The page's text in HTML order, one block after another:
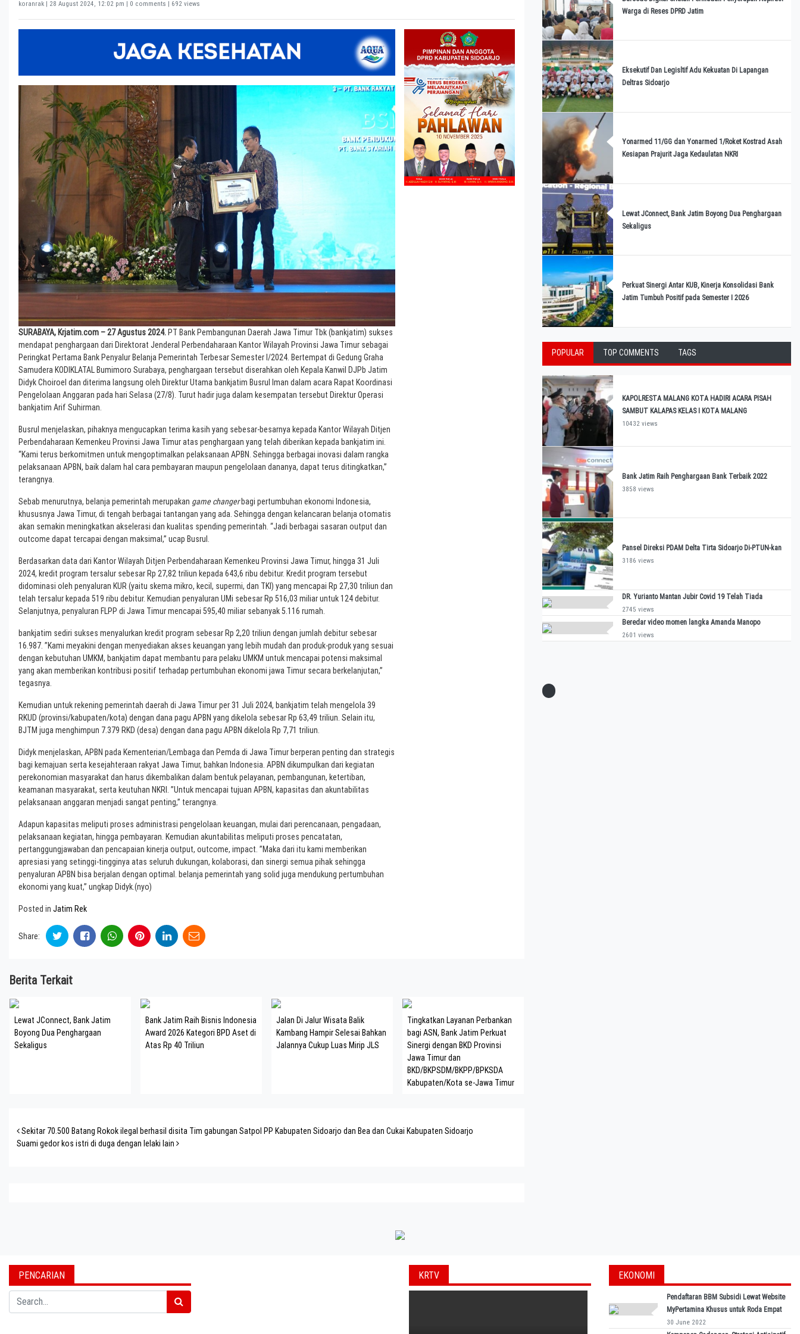
koranrak | 28 August 2024, 12:02 pm | 0 comments | 692 views
SURABAYA, Krjatim.com – 27 Agustus 2024. PT Bank Pembangunan Daerah Jawa Timur Tbk (bankjatim) sukses
mendapat penghargaan dari Direktorat Jenderal Perbendaharaan Kantor Wilayah Provinsi Jawa Timur sebagai
Peringkat Pertama Bank Penyalur Belanja Pemerintah Terbesar Semester I/2024. Bertempat di Gedung Graha
Samudera KODIKLATAL Bumimoro Surabaya, penghargaan tersebut diserahkan oleh Kepala Kanwil DJPb Jatim
Didyk Choiroel dan diterima langsung oleh Direktur Utama bankjatim Busrul Iman dalam acara Rapat Koordinasi
Pengelolaan Anggaran pada hari Selasa (27/8). Turut hadir juga dalam kesempatan tersebut Direktur Operasi
bankjatim Arif Suhirman.
Busrul menjelaskan, pihaknya mengucapkan terima kasih yang sebesar-besarnya kepada Kantor Wilayah Ditjen
Perbendaharaan Kemenkeu Provinsi Jawa Timur atas penghargaan yang telah diberikan kepada bankjatim ini.
“Kami terus berkomitmen untuk mengoptimalkan pelaksanaan APBN. Sehingga berbagai inovasi dalam rangka
pelaksanaan APBN, baik dalam hal cara pembayaran maupun pengelolaan dananya, dapat terus ditingkatkan,”
terangnya.
Sebab menurutnya, belanja pemerintah merupakan game changerbagi pertumbuhan ekonomi Indonesia,
khususnya Jawa Timur, di tengah berbagai tantangan yang ada. Sehingga dengan kelancaran belanja otomatis
akan semakin meningkatkan akselerasi dan kualitas spending pemerintah. “Jadi berbagai sasaran output dan
outcome dapat tercapai dengan maksimal,” ucap Busrul.
Berdasarkan data dari Kantor Wilayah Ditjen Perbendaharaan Kemenkeu Provinsi Jawa Timur, hingga 31 Juli
2024, kredit program tersalur sebesar Rp 27,82 triliun kepada 643,6 ribu debitur. Kredit program tersebut
didominasi oleh penyaluran KUR (yaitu skema mikro, kecil, supermi, dan TKI) yang mencapai Rp 27,30 triliun dan
telah tersalur kepada 519 ribu debitur. Kemudian penyaluran UMi sebesar Rp 516,03 miliar untuk 124 debitur.
Selanjutnya, penyaluran FLPP di Jawa Timur mencapai 595,40 miliar sebanyak 5.116 rumah.
bankjatim sediri sukses menyalurkan kredit program sebesar Rp 2,20 triliun dengan jumlah debitur sebesar
16.987. ”Kami meyakini dengan menyediakan akses keuangan yang lebih mudah dan produk-produk yang sesuai
dengan kebutuhan UMKM, bankjatim dapat membantu para pelaku UMKM untuk mencapai potensi maksimal
yang akan memberikan kontribusi positif terhadap pertumbuhan ekonomi jawa Timur secara berkelanjutan,”
tegasnya.
Kemudian untuk rekening pemerintah daerah di Jawa Timur per 31 Juli 2024, bankjatim telah mengelola 39
RKUD (provinsi/kabupaten/kota) dengan dana pagu APBN yang dikelola sebesar Rp 63,49 triliun. Selain itu,
BJTM juga menghimpun 7.379 RKD (desa) dengan dana pagu APBN dikelola Rp 7,71 triliun.
Didyk menjelaskan, APBN pada Kementerian/Lembaga dan Pemda di Jawa Timur berperan penting dan strategis
bagi kemajuan serta kesejahteraan rakyat Jawa Timur, bahkan Indonesia. APBN dikumpulkan dari kegiatan
perekonomian masyarakat dan harus dikembalikan dalam bentuk pelayanan, pembangunan, ketertiban,
keamanan masyarakat, serta keutuhan NKRI. ”Untuk mencapai tujuan APBN, kapasitas dan akuntabilitas
pelaksanaan anggaran menjadi sangat penting,” terangnya.
Adapun kapasitas meliputi proses administrasi pengelolaan keuangan, mulai dari perencanaan, pengadaan,
pelaksanaan kegiatan, hingga pembayaran. Kemudian akuntabilitas meliputi proses pencatatan,
pertanggungjawaban dan pencapaian kinerja output, outcome, impact. ”Maka dari itu kami memberikan
apresiasi yang setinggi-tingginya atas seluruh dukungan, kolaborasi, dan sinergi semua pihak sehingga
penyaluran APBN bisa berjalan dengan optimal. belanja pemerintah yang solid juga mendukung pertumbuhan
ekonomi yang kuat,” ungkap Didyk.(nyo)
Posted in Jatim Rek
Share:
Berita Terkait
Lewat JConnect, Bank Jatim
Boyong Dua Penghargaan
Sekaligus
Bank Jatim Raih Bisnis Indonesia
Award 2026 Kategori BPD Aset di
Atas Rp 40 Triliun
Jalan Di Jalur Wisata Balik
Kambang Hampir Selesai Bahkan
Jalannya Cukup Luas Mirip JLS
Tingkatkan Layanan Perbankan
bagi ASN, Bank Jatim Perkuat
Sinergi dengan BKD Provinsi
Jawa Timur dan
BKD/BKPSDM/BKPP/BPKSDA
Kabupaten/Kota se-Jawa Timur
Post navigation
Sekitar 70.500 Batang Rokok ilegal berhasil disita Tim gabungan Satpol PP Kabupaten Sidoarjo dan Bea dan Cukai Kabupaten Sidoarjo
Suami gedor kos istri di duga dengan lelaki lain
Warga di Reses DPRD Jatim
Eksekutif Dan Legisltif Adu Kekuatan Di Lapangan
Deltras Sidoarjo
Yonarmed 11/GG dan Yonarmed 1/Roket Kostrad Asah
Kesiapan Prajurit Jaga Kedaulatan NKRI
Lewat JConnect, Bank Jatim Boyong Dua Penghargaan
Sekaligus
Perkuat Sinergi Antar KUB, Kinerja Konsolidasi Bank
Jatim Tumbuh Positif pada Semester I 2026
POPULAR TOP COMMENTS TAGS
KAPOLRESTA MALANG KOTA HADIRI ACARA PISAH
SAMBUT KALAPAS KELAS I KOTA MALANG
10432 views
Bank Jatim Raih Penghargaan Bank Terbaik 2022
3858 views
Pansel Direksi PDAM Delta Tirta Sidoarjo Di-PTUN-kan
3186 views
DR. Yurianto Mantan Jubir Covid 19 Telah Tiada
2745 views
Beredar video momen langka Amanda Manopo
2601 views
PENCARIAN
Search
KRTV EKONOMI
Pendaftaran BBM Subsidi Lewat Website
MyPertamina Khusus untuk Roda Empat
30 June 2022